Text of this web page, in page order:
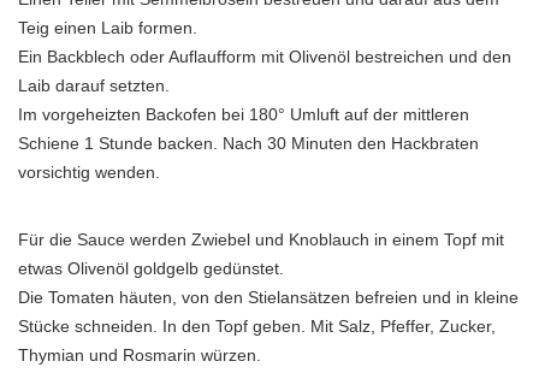
Teig einen Laib formen.
Ein Backblech oder Auflaufform mit Olivenöl bestreichen und den
Laib darauf setzten.
Im vorgeheizten Backofen bei 180° Umluft auf der mittleren
Schiene 1 Stunde backen. Nach 30 Minuten den Hackbraten
vorsichtig wenden.
Für die Sauce werden Zwiebel und Knoblauch in einem Topf mit
etwas Olivenöl goldgelb gedünstet.
Die Tomaten häuten, von den Stielansätzen befreien und in kleine
Stücke schneiden. In den Topf geben. Mit Salz, Pfeffer, Zucker,
Thymian und Rosmarin würzen.